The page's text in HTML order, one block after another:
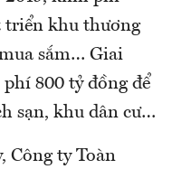
triển khu thương
sắm… Giai
800 tỷ đồng để
sạn, khu dân cư…
Công ty Toàn